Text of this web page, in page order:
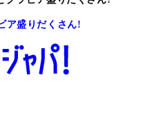
ア盛りだくさん!